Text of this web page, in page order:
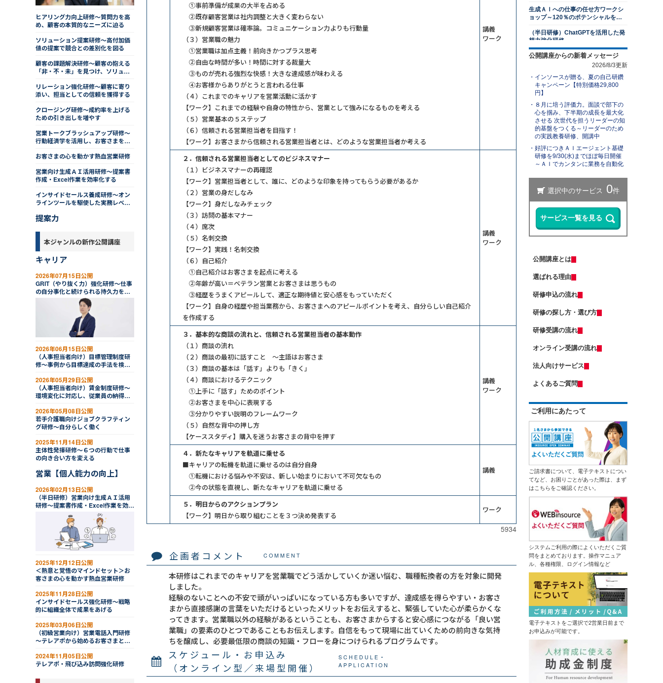
①事前準備が成果の大半を占める
②既存顧客営業は社内調整と大きく変わらない
③新規顧客営業は確率論。コミュニケーション力よりも行動量
（３）営業職の魅力
①営業職は加点主義！前向きかつプラス思考
②自由な時間が多い！時間に対する裁量大
③ものが売れる強烈な快感！大きな達成感が味わえる
④お客様からありがとうと言われる仕事
（４）これまでのキャリアを営業活動に活かす
【ワーク】これまでの経験や自身の特性から、営業として強みになるものを考える
（５）営業基本の５ステップ
（６）信頼される営業担当者を目指す！
【ワーク】お客さまから信頼される営業担当者とは、どのような営業担当者か考える
講義
ワーク
２．信頼される営業担当者としてのビジネスマナー
（１）ビジネスマナーの再確認
【ワーク】営業担当者として、誰に、どのような印象を持ってもらう必要があるか
（２）営業の身だしなみ
【ワーク】身だしなみチェック
（３）訪問の基本マナー
（４）席次
（５）名刺交換
【ワーク】実践！名刺交換
（６）自己紹介
①自己紹介はお客さまを起点に考える
②年齢が高い＝ベテラン営業とお客さまは思うもの
③経歴をうまくアピールして、適正な期待値と安心感をもっていただく
【ワーク】自身の経歴や担当業務から、お客さまへのアピールポイントを考え、自分らしい自己紹介
を作成する
講義
ワーク
３．基本的な商談の流れと、信頼される営業担当者の基本動作
（１）商談の流れ
（２）商談の最初に話すこと ～主語はお客さま
（３）商談の基本は「話す」よりも「きく」
（４）商談におけるテクニック
①上手に「話す」ためのポイント
②お客さまを中心に表現する
③分かりやすい説明のフレームワーク
（５）自然な背中の押し方
【ケーススタディ】購入を迷うお客さまの背中を押す
講義
ワーク
４．新たなキャリアを軌道に乗せる
■キャリアの転機を軌道に乗せるのは自分自身
①転機における悩みや不安は、新しい始まりにおいて不可欠なもの
②今の状態を直視し、新たなキャリアを軌道に乗せる
講義
５．明日からのアクションプラン
【ワーク】明日から取り組むことを３つ決め発表する
ワーク
5934
企画者コメント COMMENT
本研修はこれまでのキャリアを営業職でどう活かしていくか迷い悩む、職種転換者の方を対象に開発
しました。
経験のないことへの不安で頭がいっぱいになっている方も多いですが、達成感を得らやすい・お客さ
まから直接感謝の言葉をいただけるといったメリットをお伝えすると、緊張していた心が柔らかくな
ってきます。営業職以外の経験があるということも、お客さまからすると安心感につながる「良い営
業職」の要素のひとつであることもお伝えします。自信をもって現場に出ていくための前向きな気持
ちを醸成し、必要最低限の商談の知識・フローを身につけられるプログラムです。
スケジュール・お申込み
（オンライン型／来場型開催）
SCHEDULE・
APPLICATION
ヒアリング力向上研修～質問力を高
め、顧客の本質的なニーズに迫る
ソリューション提案研修～高付加価
値の提案で競合との差別化を図る
顧客の課題解決研修～顧客の抱える
「非・不・未」を見つけ、ソリュー
リレーション強化研修～顧客に寄り
添い、担当としての信頼を獲得する
クロージング研修～成約率を上げる
ための引き出しを増やす
営業トークブラッシュアップ研修～
行動経済学を活用し、お客さまを動
お客さまの心を動かす熱血営業研修
営業向け生成ＡＩ活用研修～提案書
作成・Excel作業を効率化する
インサイドセールス養成研修～オン
ラインツールを駆使した実務レベル
提案力
本ジャンルの新作公開講座
キャリア
2026年07月15日公開
GRIT（やり抜く力）強化研修～仕事
の自分事化と続けられる持久力を育
む
2026年06月15日公開
（人事担当者向け）目標管理制度研
修～事例から目標達成の手法を検討
2026年05月29日公開
（人事担当者向け）賃金制度研修～
環境変化に対応し、従業員の納得感
2026年05月08日公開
若手介護職向けジョブクラフティン
グ研修～自分らしく働く
2025年11月14日公開
主体性発揮研修～６つの行動で仕事
の向き合い方を変える
営業【個人能力の向上】
2026年02月13日公開
（半日研修）営業向け生成ＡＩ活用
研修～提案書作成・Excel作業を効率
2025年12月12日公開
＜熱意と覚悟のマインドセット＞お
客さまの心を動かす熱血営業研修
2025年11月28日公開
インサイドセールス強化研修～戦略
的に組織全体で成果をあげる
2025年03月06日公開
（初級営業向け）営業電話入門研修
～テレアポから始めるお客さまとの
2024年11月05日公開
テレアポ・飛び込み訪問強化研修
プレゼンテーション研修～相手を動
会員 13,500円 通常 14,300円
若手社員研修～主体性の発揮
14,300円
2026年8月31日(月)オンライン
修～自他尊重のスタンスで言いにく
いことを伝える
会員 13,500円 通常 14,300円
2026年8月31日(月)オンライン
１対１面談研修～部下のキャリア開
発支援編
会員 13,500円 通常 14,300円
2026年8月31日(月)オンライン
レジリエンス研修～しなやかにスト
レスと向き合い、回復力を身につけ
会員
14,300円
2026年9月7日(月)オンライン
リスクマネジメント研修～未然に防
会員 13,500円
2026年9月28日(月)
（半日研修）ＡＩエージェント基礎
自動化する
会員 13,500円 通常
2026年9月7日(月)
2026年9月7日(月)オンライン
（中途社員・職種転換者向け）ビジ
会員 13,500円
2026年9月7日(月)オンライン
はじめての人事採用実務研修～求人
票・説明会・入社手続きの流れを押
さえる
14,300円
2026年9月7日(月)
オンライン
2026年9月28日(月)
オンライン
生産性向上研修～仕事の見える化で
ムダなく成果につなげる
会員 13,500円 通常 14,300円
2026年9月7日(月) オンライン
情報セキュリティマネジメント研修
会員 14,300円 通常
14,300円
2026年9月7日(月)オンライン
2026年9月14日(月)オンライン
中堅社員研修～管理職を補佐し、部
の成果を出す！
会員 13,500円 通常 14,300円
2026年9月7日(月)
オンライン
プロジェクトマネジメント基礎研修
会員 13,500円 通常 14,300円
2026年9月14日(月)オンライン
はじめての経理実務研修～日次・月
次基礎業務編
13,500円 通常
14,300円
2026年9月14日(月)オンライン
2026年9月28日(月)オンライン
生成ＡＩへの仕事の任せ方ワークシ
ョップ～120％のポテンシャルを発
（半日研修）ChatGPTを活用した発
想力強化研修
業務効率化のためのGemini研修～
Googleアプリとの連携で作業時間を
ＡＩエージェント基礎研修～自分専
用の生成ＡＩで業務を自動化する
（半日研修）ChatGPT×Excel研修～
身近なExcel業務から始めるＡＩ活用
ChatGPTを活用したビジネス文書研
修～文書作成の新スタンダードを学
生成ＡＩを活用した業務改善研修～
業務を可視化し、ＡＩに置き換え組
織展開する
入事例やリスクを知り、組織での活
用方法を検討する
【ＡＩと働く】研修担当者レベルア
ップ研修～整合性・納得感をＡＩで
担保する
Microsoft 365 Copilotの使い方研修
～資料作成の時間を半減する
Excelマクロで始める業務自動化研修
～Copilot活用編
に触れ、業務効率化のマインドを獲
業務効率化のためのClaude活用研修
～Excel業務と資料作成の負担を減ら
受注獲得のためのＡＩ活用研修～デ
まで
プ～生成ＡＩとＳＦ思考で未来を構
想する
修～自動化・データ分析編（５日
間）
ＡＩエージェント基礎研修～Gemini
で自組織専用のGemを作成する
（半日研修）経営幹部・管理職向け
生成ＡＩ活用研修～リスクを理解し
運用方針を決める
（半日研修）デザイン業務内製化の
ための画像生成ＡＩ活用研修
初心者限定！Copilotで基本操作から
自業務特化ＡＩ作成まで学ぶ３日間
はじめての業務自動化研修～生成Ａ
ＩとPythonで１日１時間を生みだす
ＤＸ推進のための業務改革研修～デ
ジタル活用の視点を持つ
ChatGPT×データ分析研修～ＡＩド
リブンな課題解決
生成ＡＩ推進リーダー育成研修～効
果的な業務を選びエージェントを作
成する
（半日研修）ＡＩ理解研修～人工知
能にできることを知り、正しく活用
する
触って高める生成ＡＩリテラシー研
修～生成ＡＩパスポート取得の１歩
（半日研修）営業向け生成ＡＩ活用
研修～提案書作成・Excel作業を効率
化する
問合せ対応効率化のためのＡＩエー
公開講座からの新着メッセージ
2026/8/3更新
インソースが贈る、夏の自己研鑽
キャンペーン【特別価格29,800
円】
８月に培う評価力。面談で部下の
心を掴み、下半期の成長を最大化
させる 次世代を担うリーダーの知
的基盤をつくる～リーダーのため
の実践教養研修、開講中
好評につきＡＩエージェント基礎
研修を9/30(水)までほぼ毎日開催
～ＡＩでカンタンに業務を自動化
公開講座とは
選ばれる理由
研修申込の流れ
研修の探し方・選び方
研修受講の流れ
オンライン受講の流れ
法人向けサービス
よくあるご質問
ご利用にあたって
ご請求書について、電子テキストについ
てなど、お困りごとがあった際は、まず
はこちらをご確認ください。
システムご利用の際によくいただくご質
問をまとめております。操作マニュア
ル、各種権限、ログイン情報など
電子テキストをご選択で2営業日前まで
お申込みが可能です。